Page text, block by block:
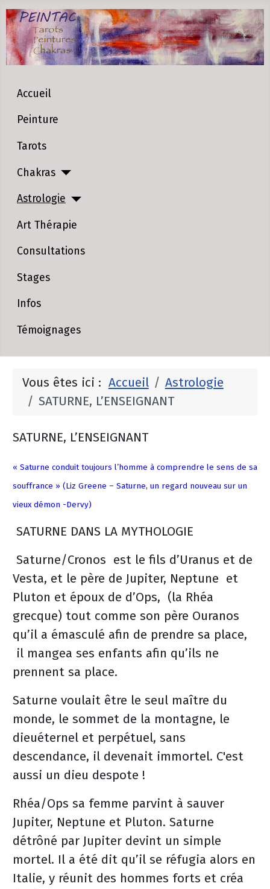
Accueil
Peinture
Tarots
Chakras
Astrologie
Art Thérapie
Consultations
Stages
Infos
Témoignages
Vous êtes ici : Accueil
Astrologie
SATURNE, L’ENSEIGNANT
SATURNE, L’ENSEIGNANT
« Saturne conduit toujours l’homme à comprendre le sens de sa
souffrance » (Liz Greene – Saturne, un regard nouveau sur un
vieux démon -Dervy)
SATURNE DANS LA MYTHOLOGIE
Saturne/Cronos est le fils d’Uranus et de
Vesta, et le père de Jupiter, Neptune et
Pluton et époux de d’Ops, (la Rhéa
grecque) tout comme son père Ouranos
qu’il a émasculé afin de prendre sa place,
il mangea ses enfants afin qu’ils ne
prennent sa place.
Saturne voulait être le seul maître du
monde, le sommet de la montagne, le
dieuéternel et perpétuel, sans
descendance, il devenait immortel. C'est
aussi un dieu despote !
Rhéa/Ops sa femme parvint à sauver
Jupiter, Neptune et Pluton. Saturne
détrôné par Jupiter devint un simple
mortel. Il a été dit qu’il se réfugia alors en
Italie, y réunit des hommes forts et créa